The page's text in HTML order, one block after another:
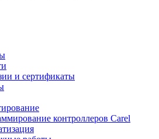
и сертификаты
контроллеров Carel